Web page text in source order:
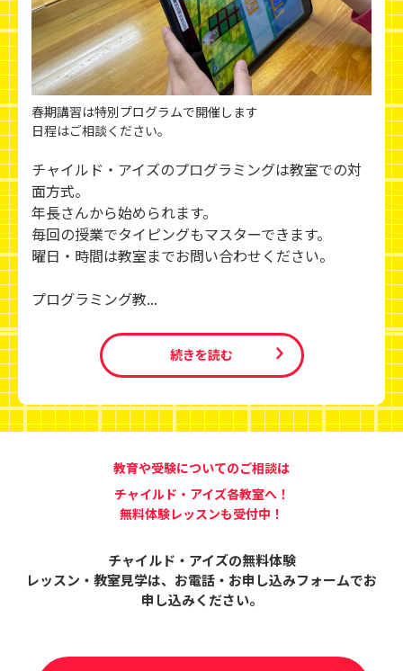
春期講習は特別プログラムで開催します
日程はご相談ください。
チャイルド・アイズのプログラミングは教室での対
面方式。
年長さんから始められます。
毎回の授業でタイピングもマスターできます。
曜日・時間は教室までお問い合わせください。
プログラミング教...
続きを読む
教育や受験についてのご相談は
チャイルド・アイズ各教室へ！
無料体験レッスンも受付中！
チャイルド・アイズの無料体験
レッスン・教室見学は、 お電話・お申し込みフォームでお
申し込みください。